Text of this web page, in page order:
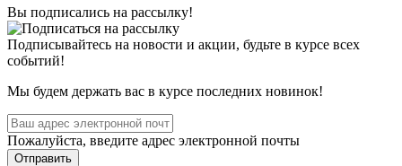
Вы подписались на рассылку!
Подписывайтесь на новости и акции, будьте в курсе всех
событий!
Мы будем держать вас в курсе последних новинок!
Пожалуйста, введите адрес электронной почты
Отправить